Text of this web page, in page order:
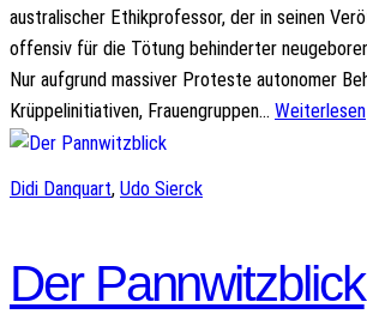
australischer Ethikprofessor, der in seinen
offensiv für die Tötung behinderter
Nur aufgrund massiver Proteste autonomer
Krüppelinitiativen, Frauengruppen… Weiterlesen
Didi Danquart, Udo Sierck
Der Pannwitzblick